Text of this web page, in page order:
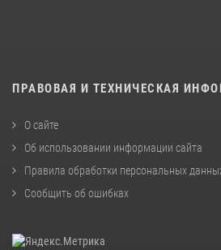
ПРАВОВАЯ И ТЕХНИЧЕСКАЯ
О сайте
Об использовании информации сайта
Правила обработки персональных
Сообщить об ошибках